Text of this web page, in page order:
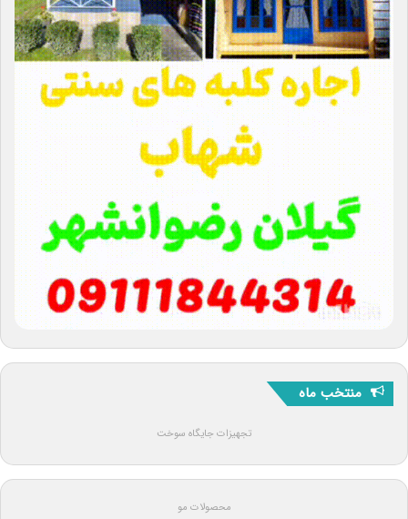
منتخب ماه
تجهیزات جایگاه سوخت
محصولات مو